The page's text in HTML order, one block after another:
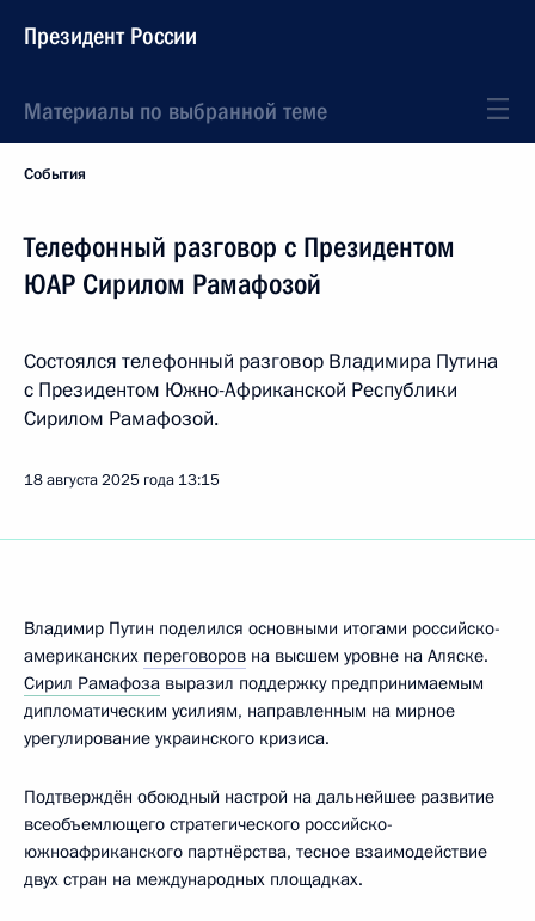
Президент России
Материалы по выбранной теме
События
Телефонный разговор с Президентом
ЮАР Сирилом Рамафозой
Состоялся телефонный разговор Владимира Путина
с Президентом Южно-Африканской Республики
Сирилом Рамафозой.
18 августа 2025 года 13:15
Владимир Путин поделился основными итогами российско-
американских переговоров на высшем уровне на Аляске.
Сирил Рамафоза выразил поддержку предпринимаемым
дипломатическим усилиям, направленным на мирное
урегулирование украинского кризиса.
Подтверждён обоюдный настрой на дальнейшее развитие
всеобъемлющего стратегического российско-
южноафриканского партнёрства, тесное взаимодействие
двух стран на международных площадках.